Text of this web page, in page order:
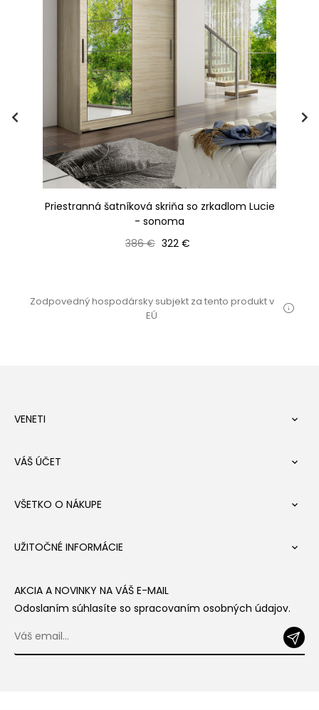
Priestranná šatníková skriňa so zrkadlom Lucie
- sonoma
Bežná cena
386 € Cena
322 €
Zodpovedný hospodársky subjekt za tento produkt v
EÚ
VENETI 
VÁŠ ÚČET 
VŠETKO O NÁKUPE 
UŽITOČNÉ INFORMÁCIE 
AKCIA A NOVINKY NA VÁŠ E-MAIL
Odoslaním súhlasíte so spracovaním osobných údajov.